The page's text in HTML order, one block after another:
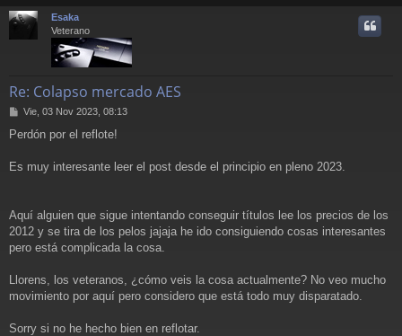
Esaka
Veterano
Re: Colapso mercado AES
M
n
a
Vie, 03 Nov 2023, 08:13
Perdón por el reflote!
Es muy interesante leer el post desde el principio en pleno 2023.
Aquí alguien que sigue intentando conseguir títulos lee los precios de los
2012 y se tira de los pelos jajaja he ido consiguiendo cosas interesantes
pero está complicada la cosa.
Llorens, los veteranos, ¿cómo veis la cosa actualmente? No veo mucho
movimiento por aquí pero considero que está todo muy disparatado.
Sorry si no he hecho bien en reflotar.